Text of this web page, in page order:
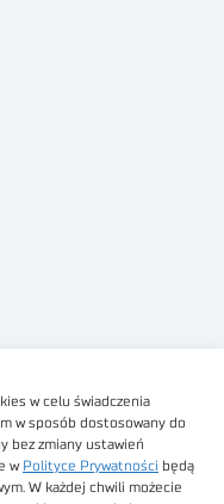
w celu świadczenia
w sposób dostosowany do
bez zmiany ustawień
w Polityce Prywatności będą
W każdej chwili możecie